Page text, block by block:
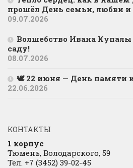
прошёл День семьи, любви и
09.07.2026
Волшебство Ивана
саду!
08.07.2026
🕊 22 июня — День памяти
22.06.2026
КОНТАКТЫ
1 корпус
Тюмень, Володарского, 59
Тел. +7 (3452) 39-02-45